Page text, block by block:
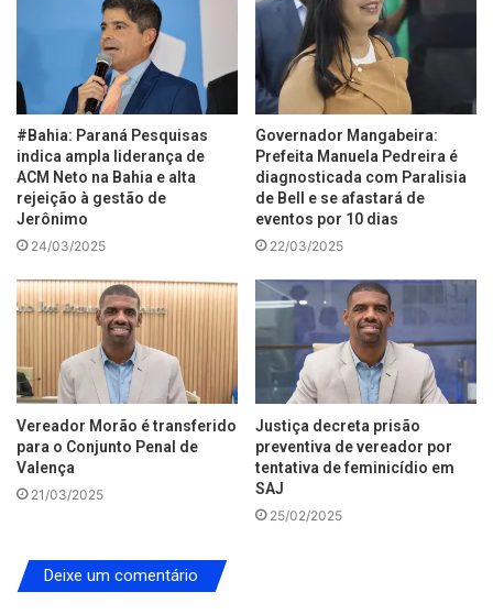
#Bahia: Paraná Pesquisas
indica ampla liderança de
ACM Neto na Bahia e alta
rejeição à gestão de
Jerônimo
24/03/2025
Governador Mangabeira:
Prefeita Manuela Pedreira é
diagnosticada com Paralisia
de Bell e se afastará de
eventos por 10 dias
22/03/2025
Vereador Morão é transferido
para o Conjunto Penal de
Valença
21/03/2025
Justiça decreta prisão
preventiva de vereador por
tentativa de feminicídio em
SAJ
25/02/2025
Deixe um comentário